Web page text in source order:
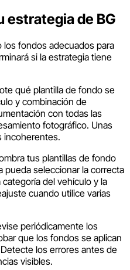
estrategia de BG
los fondos adecuados para
si la estrategia tiene
qué plantilla de fondo se
y combinación de
con todas las
fotográfico. Unas
incoherentes.
tus plantillas de fondo
pueda seleccionar la correcta
del vehículo y la
cuando utilice varias
periódicamente los
que los fondos se aplican
los errores antes de
visibles.